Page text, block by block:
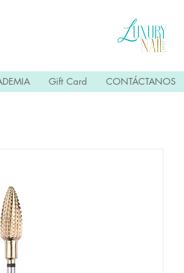
Gift Card CONTÁCTANOS